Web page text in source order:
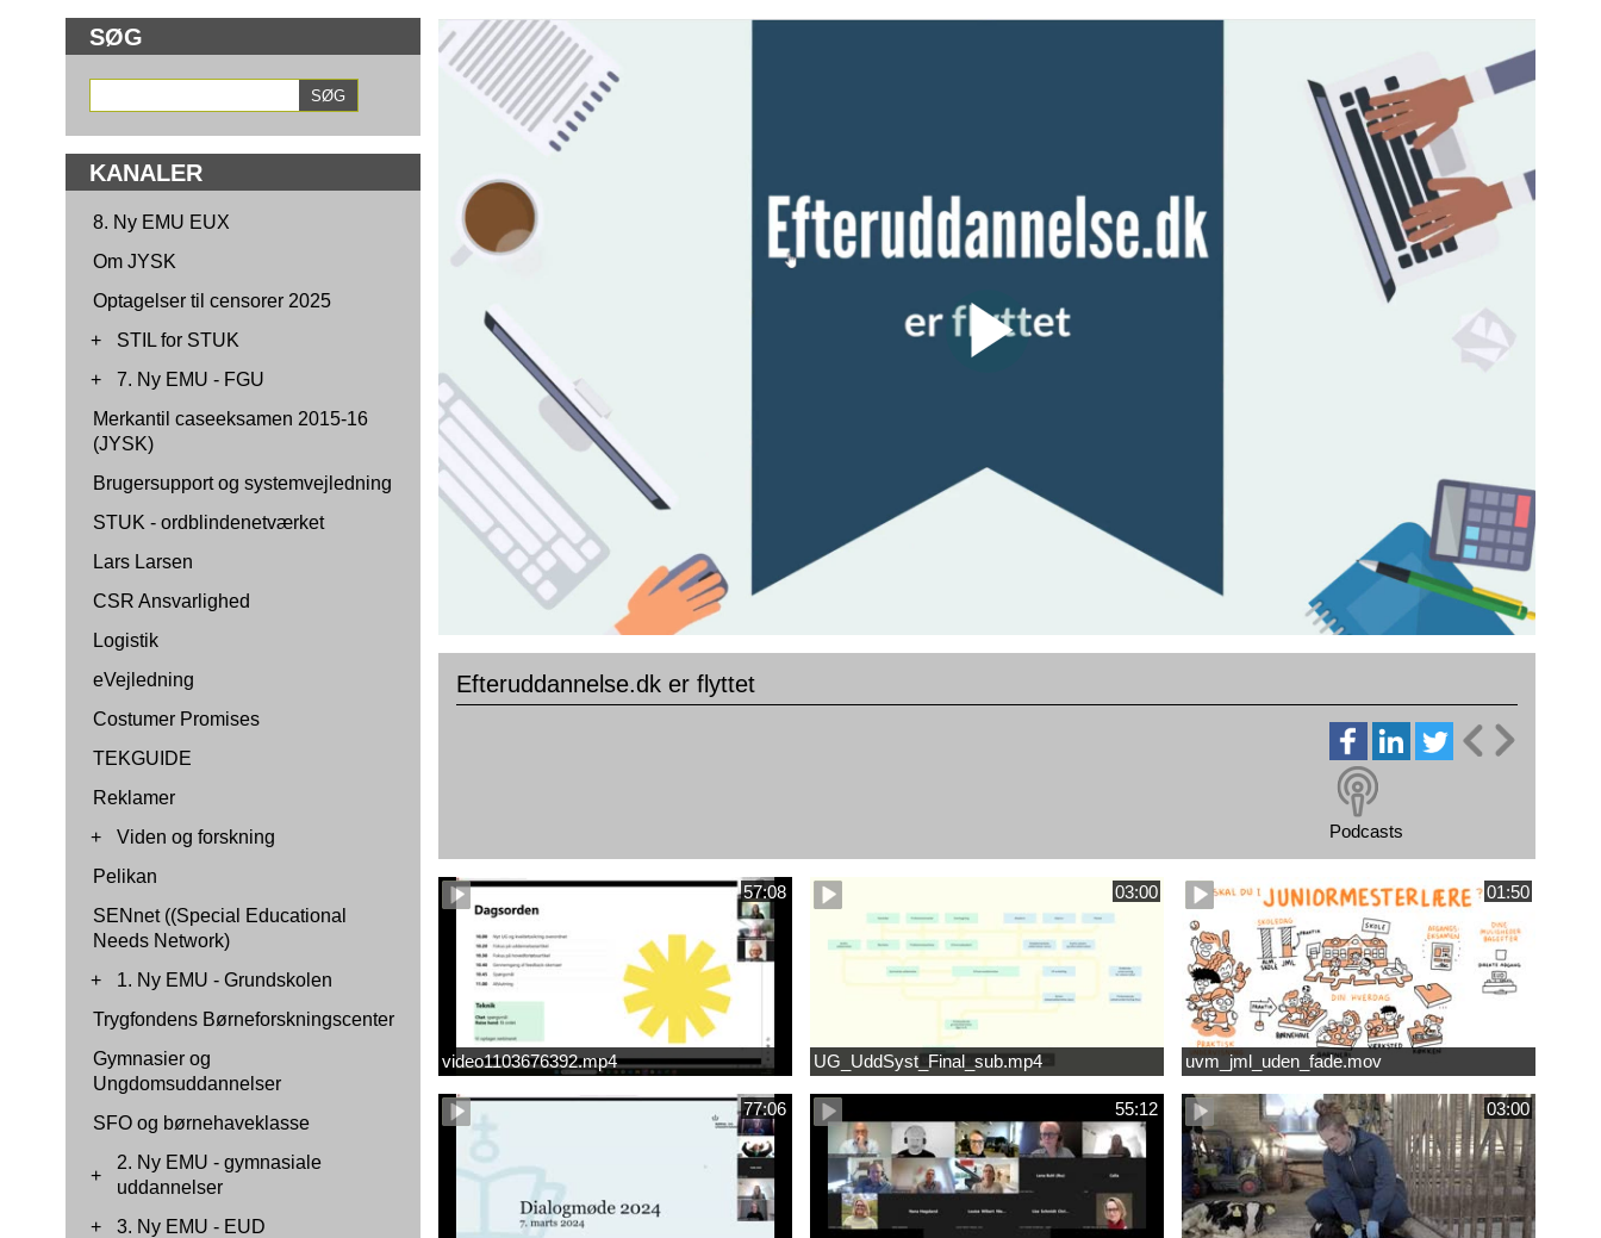
SØG
KANALER
8. Ny EMU EUX
Om JYSK
Optagelser til censorer 2025
+
STIL for STUK
+
7. Ny EMU - FGU
Merkantil caseeksamen 2015-16
(JYSK)
Brugersupport og systemvejledning
STUK - ordblindenetværket
Lars Larsen
CSR Ansvarlighed
Logistik
eVejledning
Costumer Promises
TEKGUIDE
Reklamer
+
Viden og forskning
Pelikan
SENnet ((Special Educational
Needs Network)
+
1. Ny EMU - Grundskolen
Trygfondens Børneforskningscenter
Gymnasier og
Ungdomsuddannelser
SFO og børnehaveklasse
+
2. Ny EMU - gymnasiale
uddannelser
+
3. Ny EMU - EUD
Efteruddannelse.dk er flyttet
Podcasts
57:08
video1103676392.mp4
03:00
UG_UddSyst_Final_sub.mp4
01:50
uvm_jml_uden_fade.mov
77:06 55:12 03:00